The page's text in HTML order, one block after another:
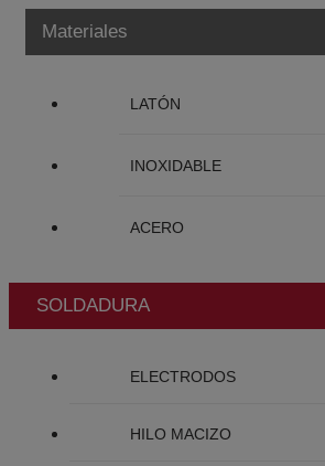
Materiales
LATÓN
INOXIDABLE
ACERO
SOLDADURA
ELECTRODOS
HILO MACIZO